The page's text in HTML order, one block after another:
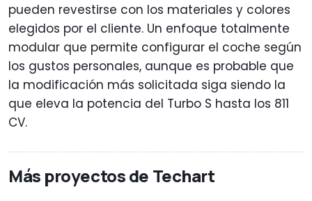
pueden revestirse con los materiales y colores
elegidos por el cliente. Un enfoque totalmente
modular que permite configurar el coche según
los gustos personales, aunque es probable que
la modificación más solicitada siga siendo la
que eleva la potencia del Turbo S hasta los 811
CV.
Más proyectos de Techart